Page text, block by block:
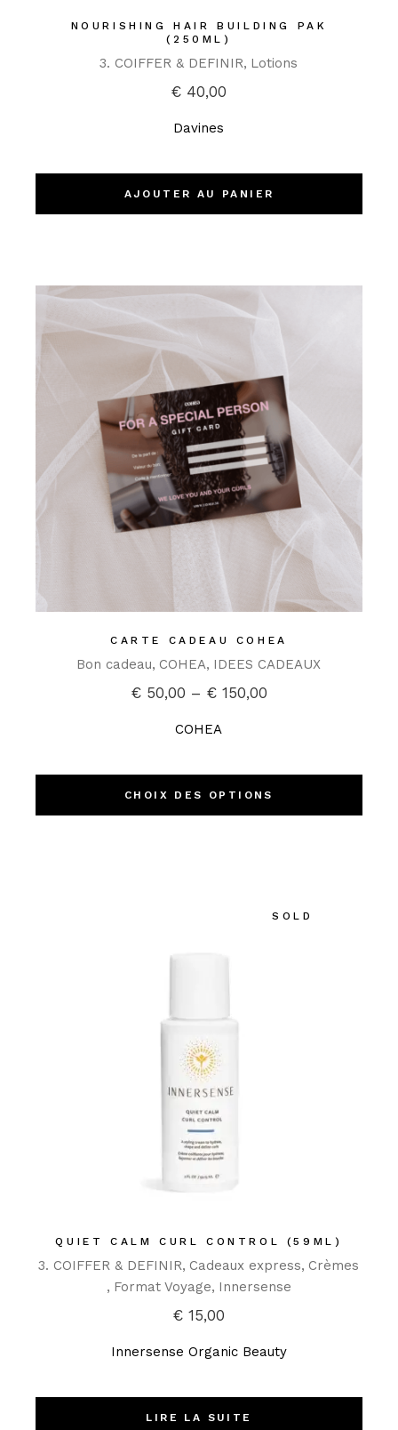
NOURISHING HAIR BUILDING PAK
(250ML)
3. COIFFER & DEFINIR Lotions
€ 40,00
Davines
AJOUTER AU PANIER
CARTE CADEAU COHEA
Bon cadeau COHEA IDEES CADEAUX
€50,00 – €150,00
COHEA
CHOIX DES OPTIONS
SOLD
QUIET CALM CURL CONTROL (59ML)
3. COIFFER & DEFINIR Cadeaux express Crèmes
Format Voyage Innersense
€ 15,00
Innersense Organic Beauty
LIRE LA SUITE